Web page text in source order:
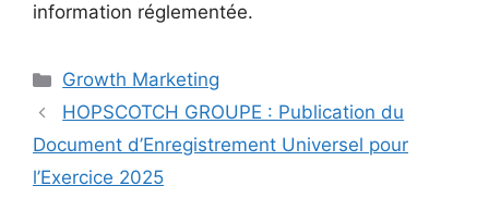
information réglementée.
Catégories
Growth Marketing
HOPSCOTCH GROUPE : Publication du
Document d’Enregistrement Universel pour
l’Exercice 2025